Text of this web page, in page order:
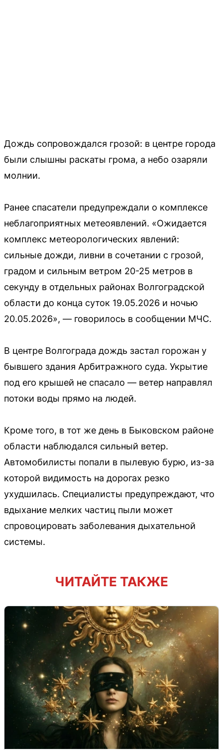
Дождь сопровождался грозой: в центре города
были слышны раскаты грома, а небо озаряли
молнии.
Ранее спасатели предупреждали о комплексе
неблагоприятных метеоявлений. «Ожидается
комплекс метеорологических явлений:
сильные дожди, ливни в сочетании с грозой,
градом и сильным ветром 20-25 метров в
секунду в отдельных районах Волгоградской
области до конца суток 19.05.2026 и ночью
20.05.2026», — говорилось в сообщении МЧС.
В центре Волгограда дождь застал горожан у
бывшего здания Арбитражного суда. Укрытие
под его крышей не спасало — ветер направлял
потоки воды прямо на людей.
Кроме того, в тот же день в Быковском районе
области наблюдался сильный ветер.
Автомобилисты попали в пылевую бурю, из-за
которой видимость на дорогах резко
ухудшилась. Специалисты предупреждают, что
вдыхание мелких частиц пыли может
спровоцировать заболевания дыхательной
системы.
ЧИТАЙТЕ ТАКЖЕ